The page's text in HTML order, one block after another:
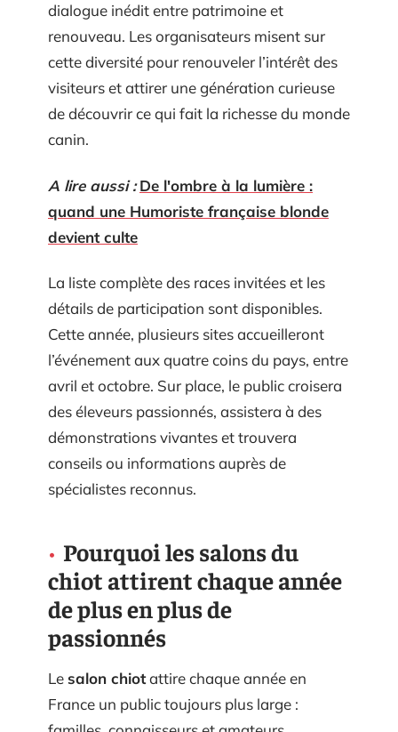
dialogue inédit entre patrimoine et
renouveau. Les organisateurs misent sur
cette diversité pour renouveler l’intérêt des
visiteurs et attirer une génération curieuse
de découvrir ce qui fait la richesse du monde
canin.
A lire aussi : De l'ombre à la lumière :
quand une Humoriste française blonde
devient culte
La liste complète des races invitées et les
détails de participation sont disponibles.
Cette année, plusieurs sites accueilleront
l’événement aux quatre coins du pays, entre
avril et octobre. Sur place, le public croisera
des éleveurs passionnés, assistera à des
démonstrations vivantes et trouvera
conseils ou informations auprès de
spécialistes reconnus.
Pourquoi les salons du
chiot attirent chaque année
de plus en plus de
passionnés
Lesalon chiotattire chaque année en
France un public toujours plus large :